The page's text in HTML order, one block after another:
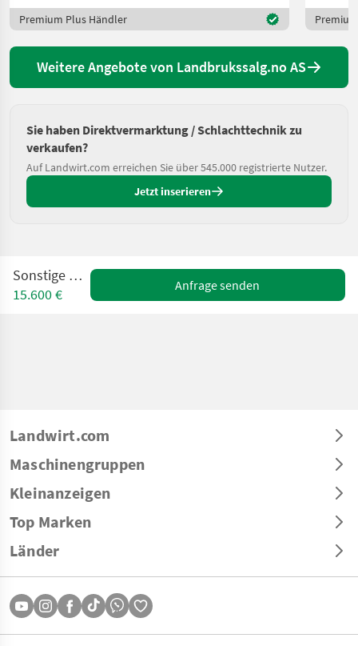
Premium Plus Händler
Weitere Angebote von Landbrukssalg.no AS
Sie haben Direktvermarktung / Schlachttechnik zu
verkaufen?
Auf Landwirt.com erreichen Sie über 545.000 registrierte Nutzer.
Jetzt inserieren
Sonstige PSPC30
15.600 €
Anfrage senden
Landwirt.com
Maschinengruppen
Kleinanzeigen
Top Marken
Länder